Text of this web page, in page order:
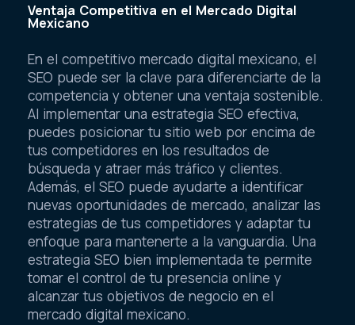
Ventaja Competitiva en el Mercado Digital
Mexicano
En el competitivo mercado digital mexicano, el
SEO puede ser la clave para diferenciarte de la
competencia y obtener una ventaja sostenible.
Al implementar una estrategia SEO efectiva,
puedes posicionar tu sitio web por encima de
tus competidores en los resultados de
búsqueda y atraer más tráfico y clientes.
Además, el SEO puede ayudarte a identificar
nuevas oportunidades de mercado, analizar las
estrategias de tus competidores y adaptar tu
enfoque para mantenerte a la vanguardia. Una
estrategia SEO bien implementada te permite
tomar el control de tu presencia online y
alcanzar tus objetivos de negocio en el
mercado digital mexicano.